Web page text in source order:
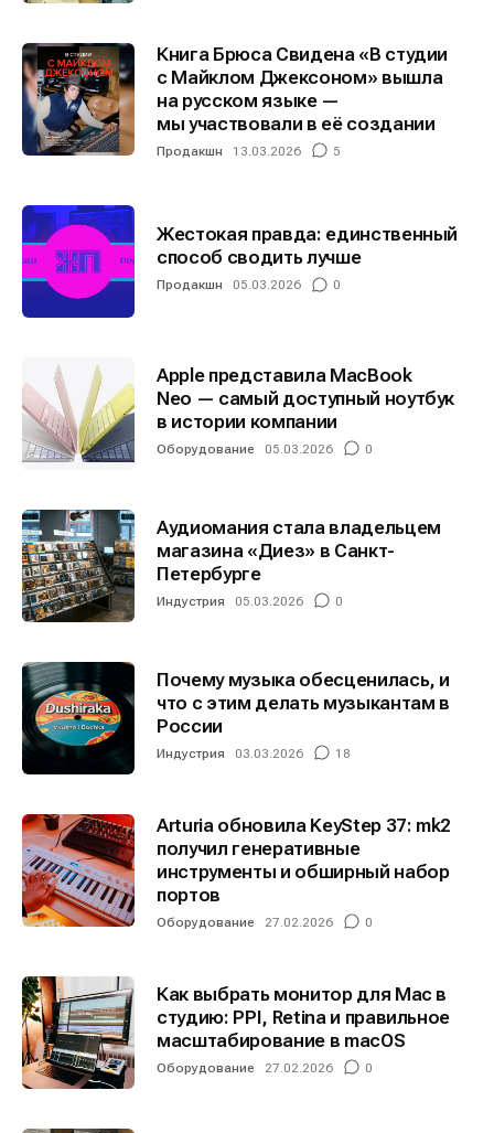
Книга Брюса Свидена «В студии
с Майклом Джексоном» вышла
на русском языке —
мы участвовали в её создании
Продакшн 13.03.2026 5
Жестокая правда: единственный
способ сводить лучше
Продакшн 05.03.2026 0
Apple представила MacBook
Neo — самый доступный ноутбук
в истории компании
Оборудование 05.03.2026 0
Аудиомания стала владельцем
магазина «Диез» в Санкт-
Петербурге
Индустрия 05.03.2026 0
Почему музыка обесценилась, и
что с этим делать музыкантам в
России
Индустрия 03.03.2026 18
Arturia обновила KeyStep 37: mk2
получил генеративные
инструменты и обширный набор
портов
Оборудование 27.02.2026 0
Как выбрать монитор для Mac в
студию: PPI, Retina и правильное
масштабирование в macOS
Оборудование 27.02.2026 0